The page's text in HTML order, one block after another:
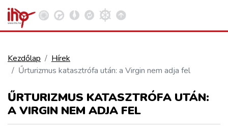
VASÚT
KÖZÚT
Kosár megtekintése
Kezdőlap
Hírek
Űrturizmus katasztrófa után: a Virgin nem adja fel
ŰRTURIZMUS KATASZTRÓFA UTÁN:
A VIRGIN NEM ADJA FEL